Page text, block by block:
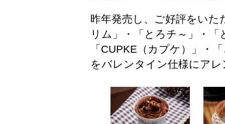
昨年発売し、ご好評をい
リム」・「とろチ～」・
「CUPKE（カプケ）」・
をバレンタイン仕様にア